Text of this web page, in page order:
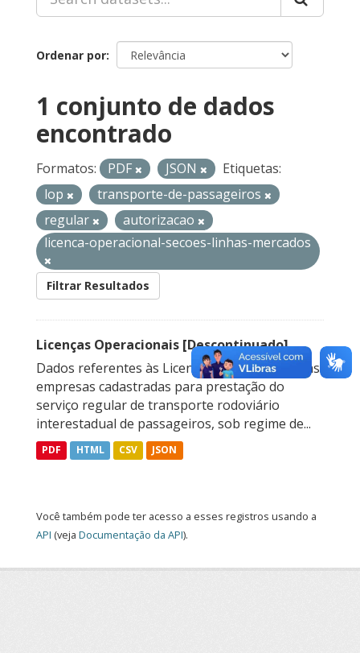
Ordenar por
1 conjunto de dados
encontrado
Formatos: PDF JSON
Etiquetas:
lop
transporte-de-passageiros
regular
autorizacao
licenca-operacional-secoes-linhas-mercados
Filtrar Resultados
Licenças Operacionais [Descontinuado]
Dados referentes às Licenças Operacionais das
empresas cadastradas para prestação do
serviço regular de transporte rodoviário
interestadual de passageiros, sob regime de...
PDF HTML CSV JSON
Você também pode ter acesso a esses registros usando a
API (veja Documentação da API).